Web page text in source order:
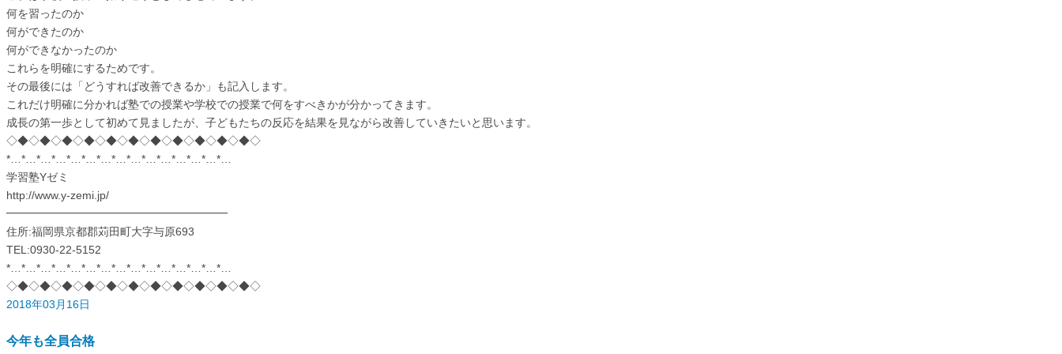
何を習ったのか
何ができたのか
何ができなかったのか
これらを明確にするためです。
その最後には「どうすれば改善できるか」も記入します。
これだけ明確に分かれば塾での授業や学校での授業で何をすべきかが分かってきます。
成長の第一歩として初めて見ましたが、子どもたちの反応を結果を見ながら改善していきたいと思います。
◇◆◇◆◇◆◇◆◇◆◇◆◇◆◇◆◇◆◇◆◇◆◇
*…*…*…*…*…*…*…*…*…*…*…*…*…*…*…
学習塾Yゼミ
http://www.y-zemi.jp/
━━━━━━━━━━━━━━━━━━━━
住所:福岡県京都郡苅田町大字与原693
TEL:0930-22-5152
*…*…*…*…*…*…*…*…*…*…*…*…*…*…*…
◇◆◇◆◇◆◇◆◇◆◇◆◇◆◇◆◇◆◇◆◇◆◇
2018年03月16日
今年も全員合格